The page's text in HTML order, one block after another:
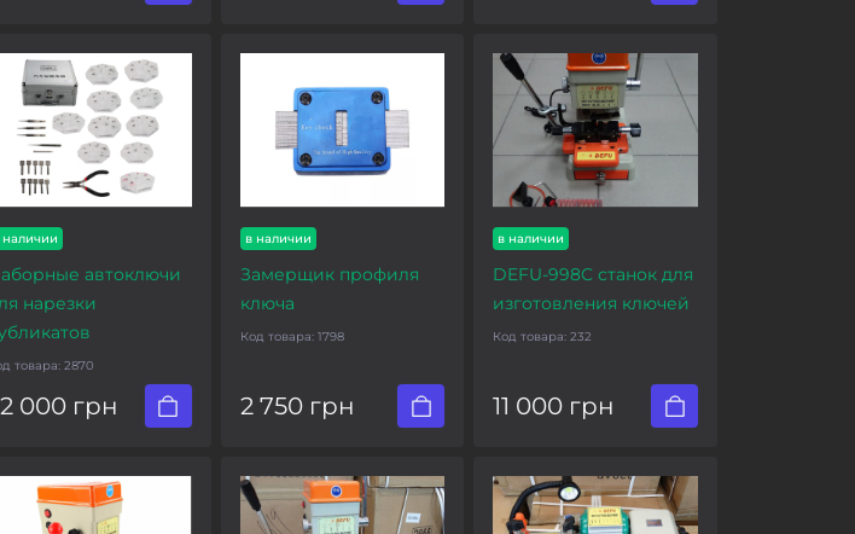
наличии
автоключи
нарезки
товара: 2870
000 грн
в наличии
Замерщик профиля
ключа
Код товара: 1798
2 750 грн
в наличии
DEFU-998C станок для
изготовления ключей
Код товара:232
11 000 грн